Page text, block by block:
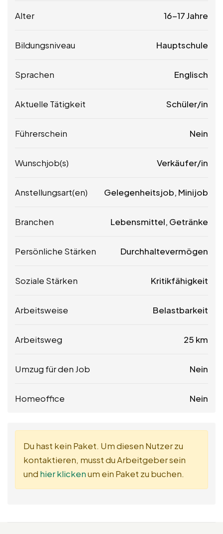
Alter 16-17 Jahre
Bildungsniveau Hauptschule
Sprachen Englisch
Aktuelle Tätigkeit Schüler/in
Führerschein Nein
Wunschjob(s) Verkäufer/in
Anstellungsart(en) Gelegenheitsjob, Minijob
Branchen Lebensmittel, Getränke
Persönliche Stärken Durchhaltevermögen
Soziale Stärken Kritikfähigkeit
Arbeitsweise Belastbarkeit
Arbeitsweg 25 km
Umzug für den Job Nein
Homeoffice Nein
Du hast kein Paket. Um diesen Nutzer zu
kontaktieren, musst du Arbeitgeber sein
und hier klickenum ein Paket zu buchen.